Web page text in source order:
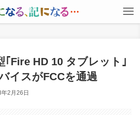
｢Fire HD 10 タブレット｣
イスがFCCを通過
2月26日